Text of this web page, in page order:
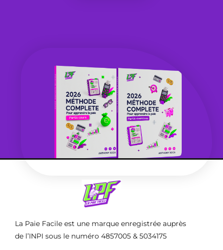
La Paie Facile est une marque enregistrée auprès
de l’INPI sous le numéro 4857005 & 5034175